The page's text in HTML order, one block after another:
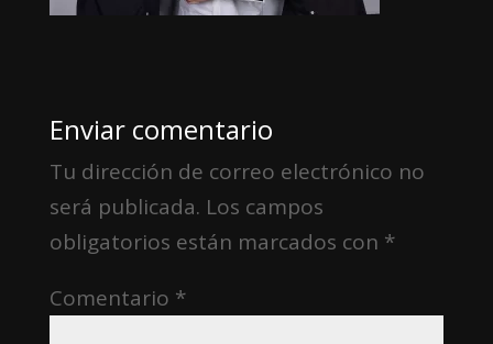
Enviar comentario
Tu dirección de correo electrónico no
será publicada. Los campos
obligatorios están marcados con *
Comentario *